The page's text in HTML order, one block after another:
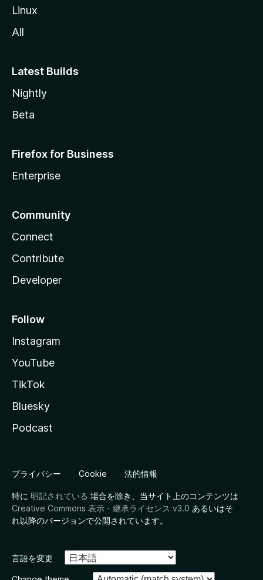
Linux
All
Latest Builds
Nightly
Beta
Firefox for Business
Enterprise
Community
Connect
Contribute
Developer
Follow
Instagram
YouTube
TikTok
Bluesky
Podcast
プライバシー Cookie 法的情報
特に 明記されている 場合を除き、当サイト上のコンテンツは
Creative Commons 表示・継承ライセンス v3.0 あるいはそ
れ以降のバージョンで公開されています。
言語を変更